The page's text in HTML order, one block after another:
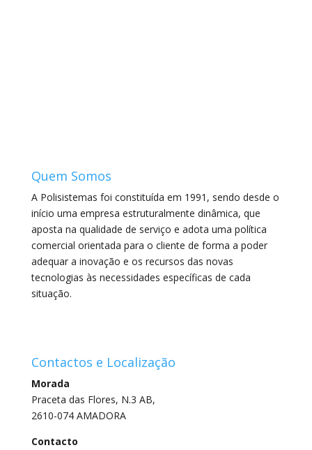
Quem Somos
A Polisistemas foi constituída em 1991, sendo desde o
início uma empresa estruturalmente dinâmica, que
aposta na qualidade de serviço e adota uma política
comercial orientada para o cliente de forma a poder
adequar a inovação e os recursos das novas
tecnologias às necessidades específicas de cada
situação.
Contactos e Localização
Morada
Praceta das Flores, N.3 AB,
2610-074 AMADORA
Contacto